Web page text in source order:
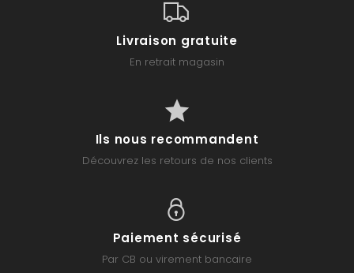
Livraison gratuite
En retrait magasin
Ils nous recommandent
Découvrez les retours de nos clients
Paiement sécurisé
Par CB ou virement bancaire